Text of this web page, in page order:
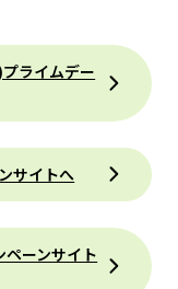
ライムデー
サイトへ
ーンサイト